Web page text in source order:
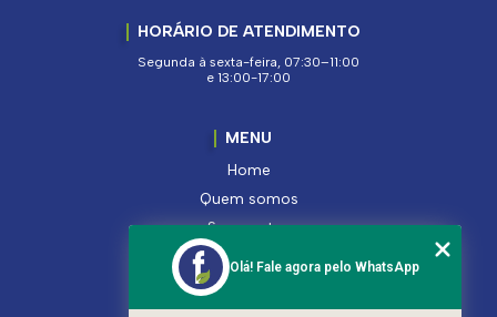
HORÁRIO DE ATENDIMENTO
Segunda à sexta-feira, 07:30–11:00
e 13:00-17:00
MENU
Home
Quem somos
Segmentos
Serviços
Produtos
Olá! Fale agora pelo WhatsApp